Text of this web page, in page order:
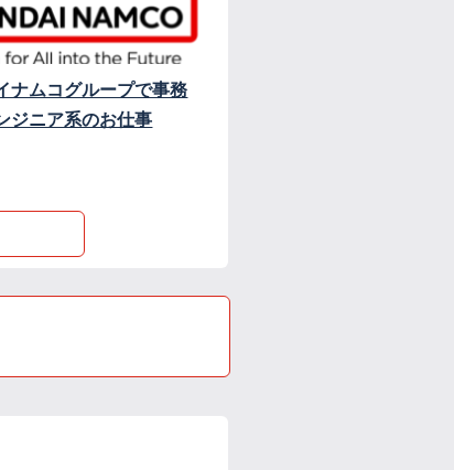
ナムコグループで事務
ジニア系のお仕事